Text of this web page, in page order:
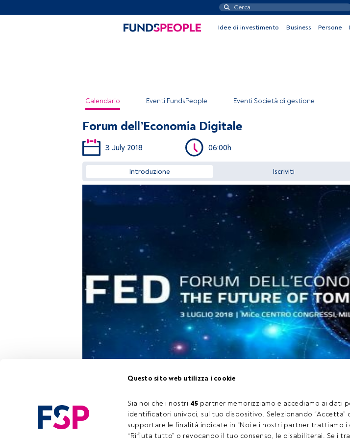
Questo sito web utilizza i cookie
Sia noi che i nostri 45 partner memorizziamo e accediamo ai dati
identificatori univoci, sul tuo dispositivo. Selezionando
supportare le finalità indicate in “Noi e i nostri partner trattiamo i
“Rifiuta tutto” o revocando il tuo consenso, le disabiliterai. Se i
Idee di investimento Business Persone
Calendario Eventi FundsPeople Eventi Società di gestione
Accedere a
Forum dell’Economia Digitale
3 July 2018 06:00h
Introduzione Iscriviti
IlForum dell’Economia Digitale
dell’economia digitale.
Questo è un articolo riservato agli utenti